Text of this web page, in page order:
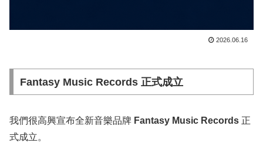
2026.06.16
Fantasy Music Records 正式成立
我們很高興宣布全新音樂品牌 Fantasy Music Records 正
式成立。